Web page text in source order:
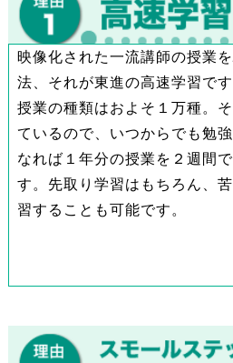
映像化された一流講師の授業
法、それが東進の高速学習です
授業の種類はおよそ１万種。
ているので、いつからでも勉
なれば１年分の授業を２週間
す。先取り学習はもちろん、
習することも可能です。